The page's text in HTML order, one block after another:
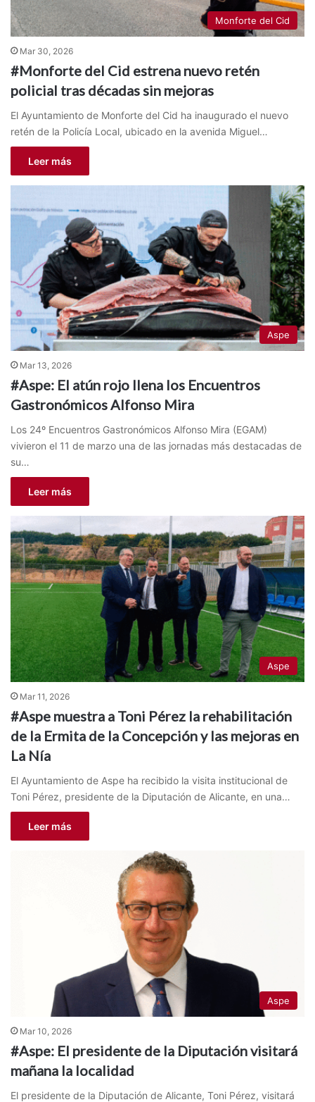
Monforte del Cid
Mar 30, 2026
#Monforte del Cid estrena nuevo retén
policial tras décadas sin mejoras
El Ayuntamiento de Monforte del Cid ha inaugurado el nuevo
retén de la Policía Local, ubicado en la avenida Miguel…
Leer más
Aspe
Mar 13, 2026
#Aspe: El atún rojo llena los Encuentros
Gastronómicos Alfonso Mira
Los 24º Encuentros Gastronómicos Alfonso Mira (EGAM)
vivieron el 11 de marzo una de las jornadas más destacadas de
su…
Leer más
Aspe
Mar 11, 2026
#Aspe muestra a Toni Pérez la rehabilitación
de la Ermita de la Concepción y las mejoras en
La Nía
El Ayuntamiento de Aspe ha recibido la visita institucional de
Toni Pérez, presidente de la Diputación de Alicante, en una…
Leer más
Aspe
Mar 10, 2026
#Aspe: El presidente de la Diputación visitará
mañana la localidad
El presidente de la Diputación de Alicante, Toni Pérez, visitará